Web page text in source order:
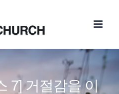
7] 거절감을 이